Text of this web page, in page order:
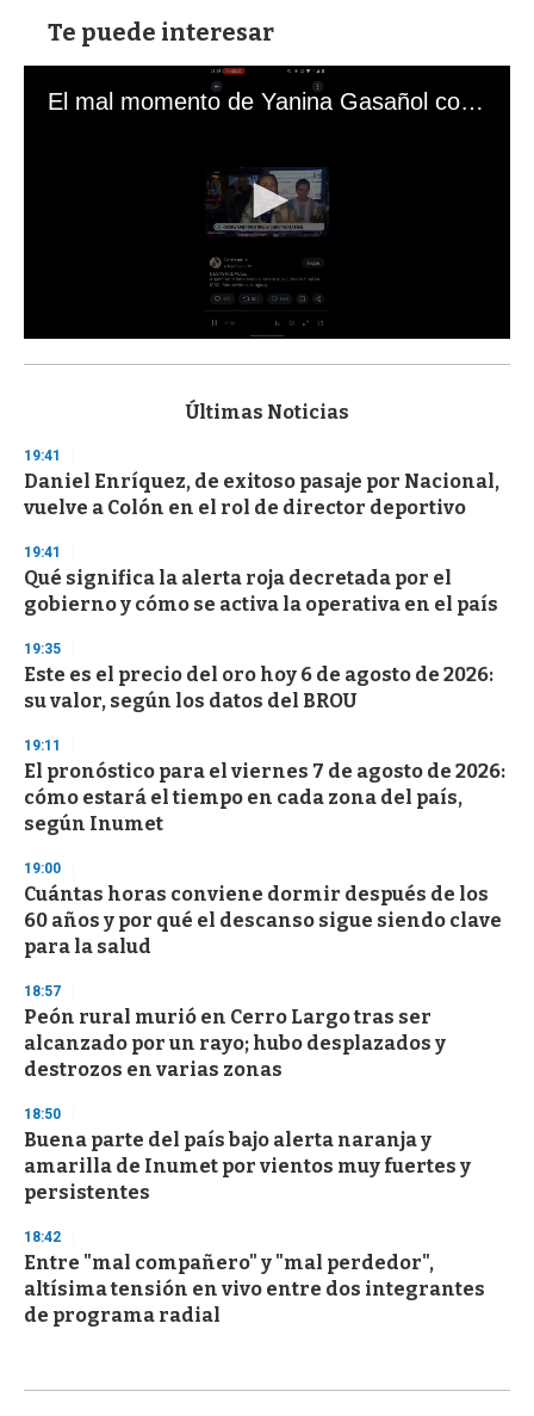
Te puede interesar
El mal momento de Yanina Gasañol con un hincha argentino en "Subrayado"
s
d
s
o
f
3
s
c
n
d
Últimas Noticias
19:41
Daniel Enríquez, de exitoso pasaje por Nacional,
vuelve a Colón en el rol de director deportivo
19:41
Qué significa la alerta roja decretada por el
gobierno y cómo se activa la operativa en el país
19:35
Este es el precio del oro hoy 6 de agosto de 2026:
su valor, según los datos del BROU
19:11
El pronóstico para el viernes 7 de agosto de 2026:
cómo estará el tiempo en cada zona del país,
según Inumet
19:00
Cuántas horas conviene dormir después de los
60 años y por qué el descanso sigue siendo clave
para la salud
18:57
Peón rural murió en Cerro Largo tras ser
alcanzado por un rayo; hubo desplazados y
destrozos en varias zonas
18:50
Buena parte del país bajo alerta naranja y
amarilla de Inumet por vientos muy fuertes y
persistentes
18:42
Entre "mal compañero" y "mal perdedor",
altísima tensión en vivo entre dos integrantes
de programa radial